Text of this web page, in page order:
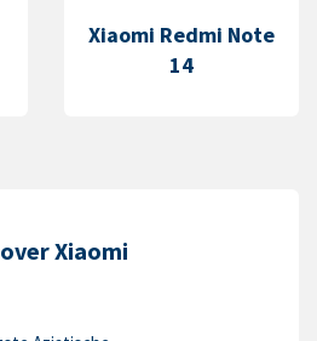
Xiaomi Redmi Note
14
Xiaomi